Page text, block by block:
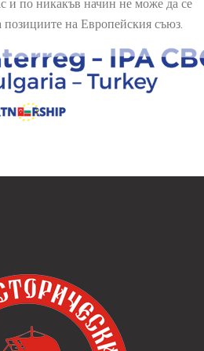
позициите на Европейския съюз.